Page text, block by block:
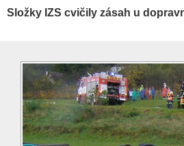
Složky IZS cvičily zásah u